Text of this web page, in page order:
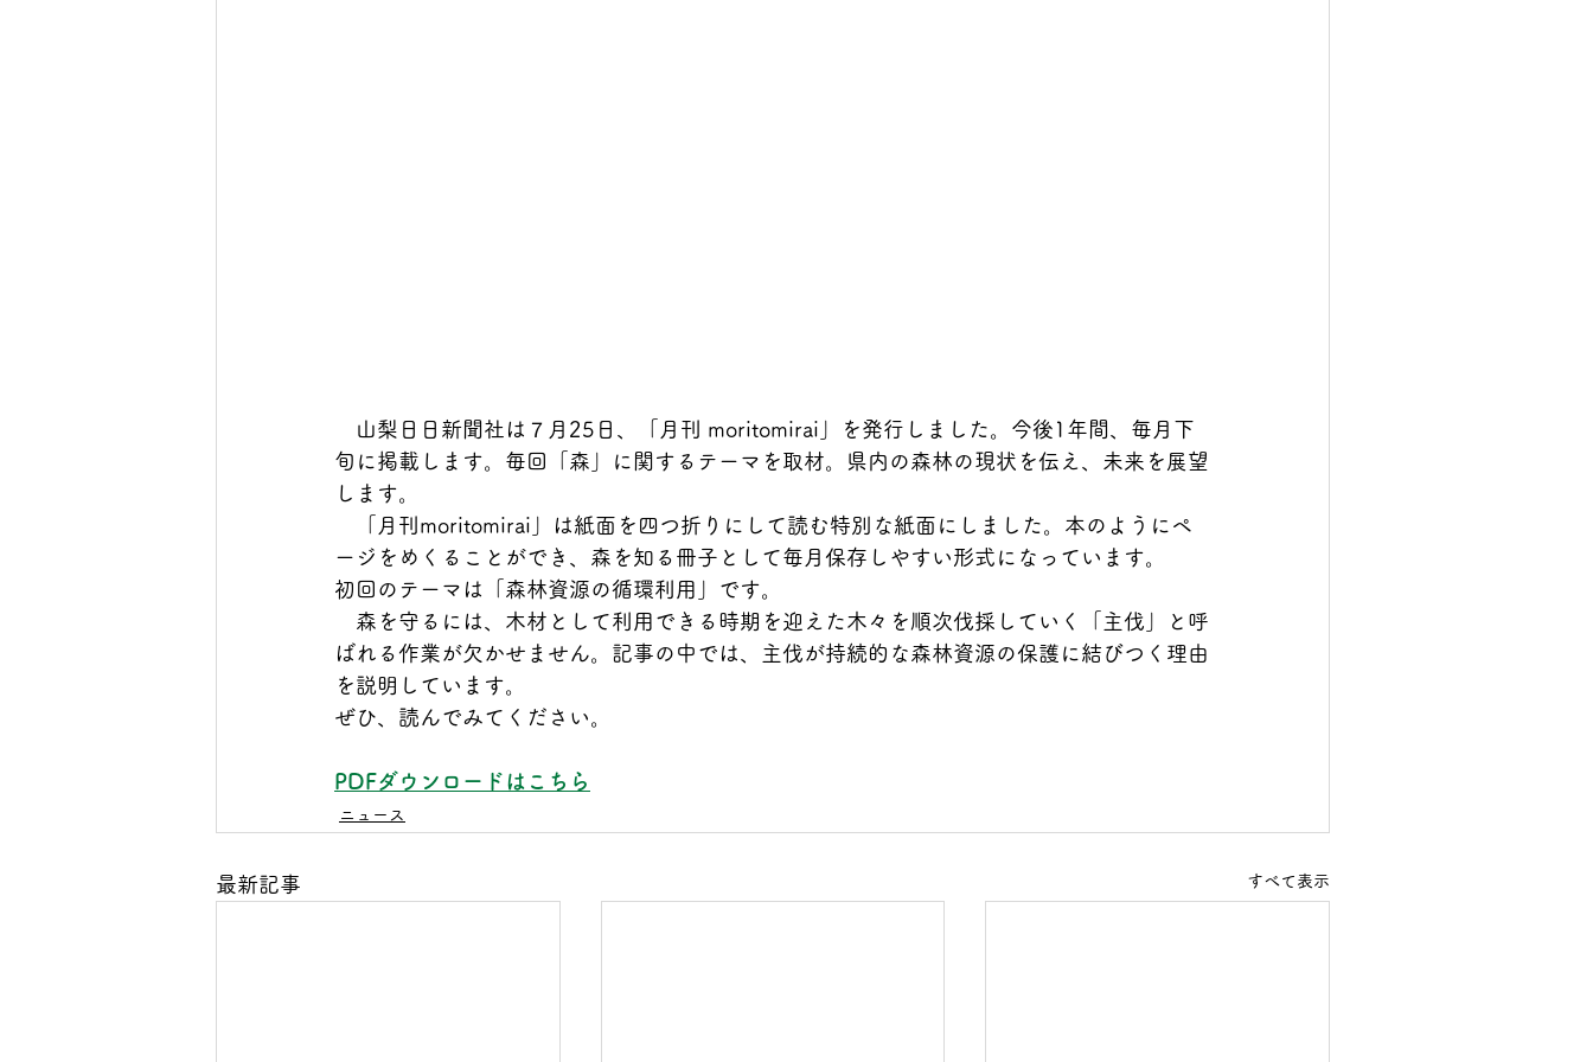
山梨日日新聞社は７月25日、「月刊 moritomirai」を発行しました。今後1年間、毎月下
旬に掲載します。毎回「森」に関するテーマを取材。県内の森林の現状を伝え、未来を展望
します。
「月刊moritomirai」は紙面を四つ折りにして読む特別な紙面にしました。本のようにペ
ージをめくることができ、森を知る冊子として毎月保存しやすい形式になっています。
初回のテーマは「森林資源の循環利用」です。
森を守るには、木材として利用できる時期を迎えた木々を順次伐採していく「主伐」と呼
ばれる作業が欠かせません。記事の中では、主伐が持続的な森林資源の保護に結びつく理由
を説明しています。
ぜひ、読んでみてください。
PDFダウンロードはこちら
ニュース
最新記事 すべて表示